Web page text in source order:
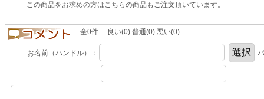
この商品をお求めの方はこちらの商品もご注文頂いています。
全0件 良い(0) 普通(0) 悪い(0)
お名前（ハンドル）：